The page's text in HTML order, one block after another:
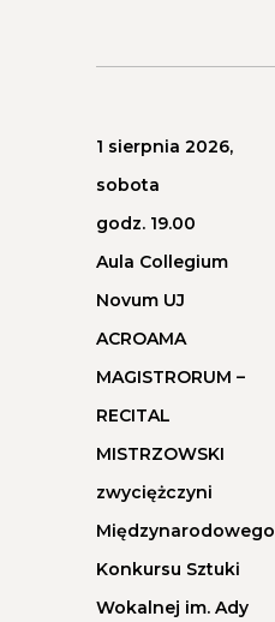
1 sierpnia 2026,
sobota
godz. 19.00
Aula Collegium
Novum UJ
ACROAMA
MAGISTRORUM –
RECITAL
MISTRZOWSKI
zwyciężczyni
Międzynarodowego
Konkursu Sztuki
Wokalnej im. Ady